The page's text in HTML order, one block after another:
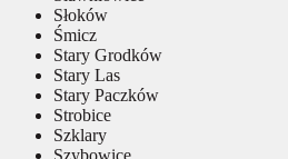
Słoków
Śmicz
Stary Grodków
Stary Las
Stary Paczków
Strobice
Szklary
Szybowice